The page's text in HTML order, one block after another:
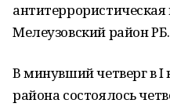
Мелеузовский район РБ.
В минувший четверг в
района состоялось